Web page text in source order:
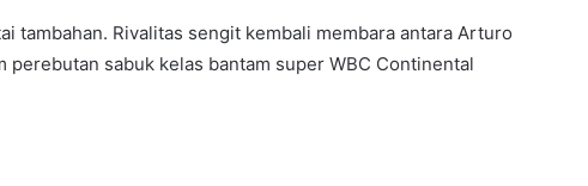
tambahan. Rivalitas sengit kembali membara antara Arturo
perebutan sabuk kelas bantam super WBC Continental